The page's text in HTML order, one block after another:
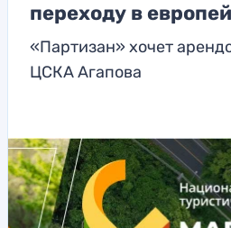
переходу в
«Партизан» хочет
ЦСКА Агапова